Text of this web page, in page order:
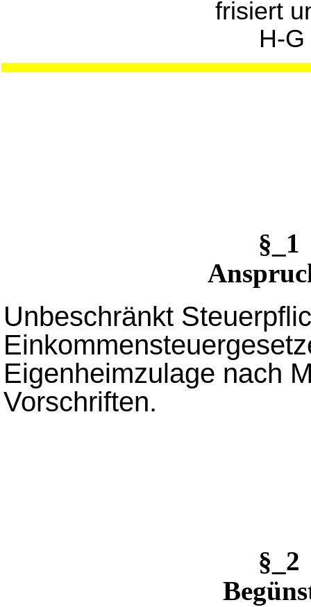
frisiert
H-
Unbeschränkt
Eigenheimzulage nach
Vorschriften.